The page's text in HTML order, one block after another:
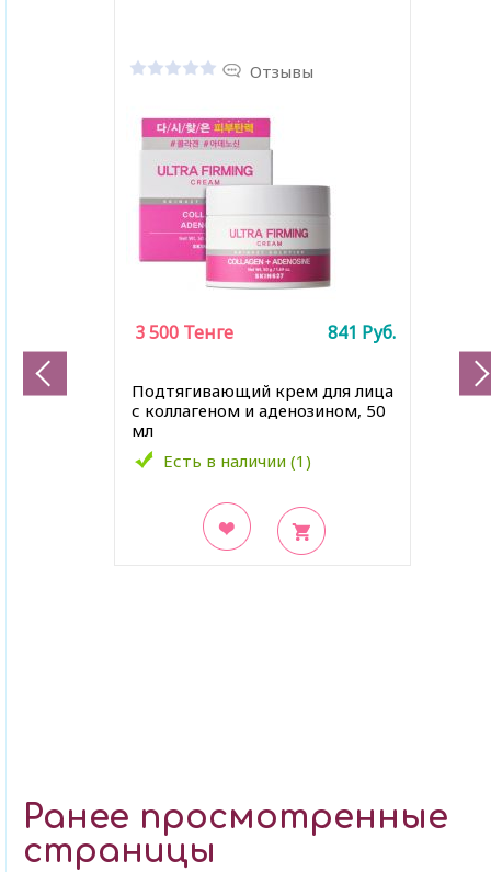
Отзывы
Подтягивающий крем для лица
с коллагеном и аденозином, 50
мл
Есть в наличии (1)
3 500 Тенге 841 Руб.
Ранее просмотренные
страницы